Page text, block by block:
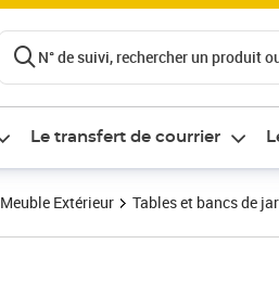
N° de suivi, rechercher un produit
Le transfert de courrier
Meuble Extérieur Tables et bancs de